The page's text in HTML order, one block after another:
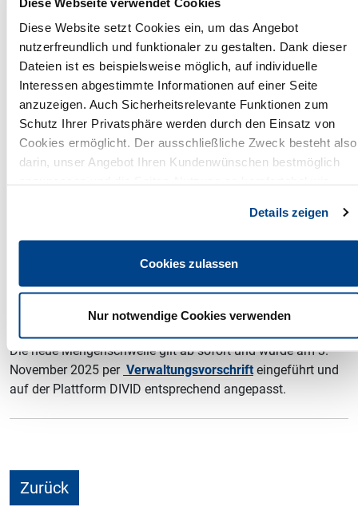
Diese Website setzt Cookies ein, um das Angebot
nutzerfreundlich und funktionaler zu gestalten. Dank dieser
Dateien ist es beispielsweise möglich, auf individuelle
Interessen abgestimmte Informationen auf einer Seite
anzuzeigen. Auch Sicherheitsrelevante Funktionen zum
Schutz Ihrer Privatsphäre werden durch den Einsatz von
Cookies ermöglicht. Der ausschließliche Zweck besteht also
darin, unser Angebot Ihren Kundenwünschen bestmöglich
Details zeigen
Cookies zulassen
Nur notwendige Cookies verwenden
Lebensmittelbehälter im Sinne des EWKFondsG eine
Mengenschwelle von 500 Gramm. Bislang waren alle
betroffenen Produkte – unabhängig von ihrer Menge –
melde- und abgabepflichtig.
Tüten und Folienverpackungen sowie Lebensmittelbehälter
mit einemInhalt von mehr als 500 Gramm fallen künftig
nicht mehr in den Anwendungsbereich des EWKFondsG.
Leere Lebensmittelbehälter wie Boxen für Mitnahmegerichte
oder Salatschalen unterliegen ebenfalls dieser
Schwelle nicht mehr unter den Anwendungsbereich des
und keine Abgabenpflicht mehr erforderlich.
Produkte betreffen, die über der 500-Gramm-Schwelle liegen,
wird eine Korrektur der Meldung empfohlen.
Die neue Mengenschwelle gilt ab sofort und wurde am 3.
November 2025 per Verwaltungsvorschrift eingeführt und
auf der Plattform DIVID entsprechend angepasst.
Zurück